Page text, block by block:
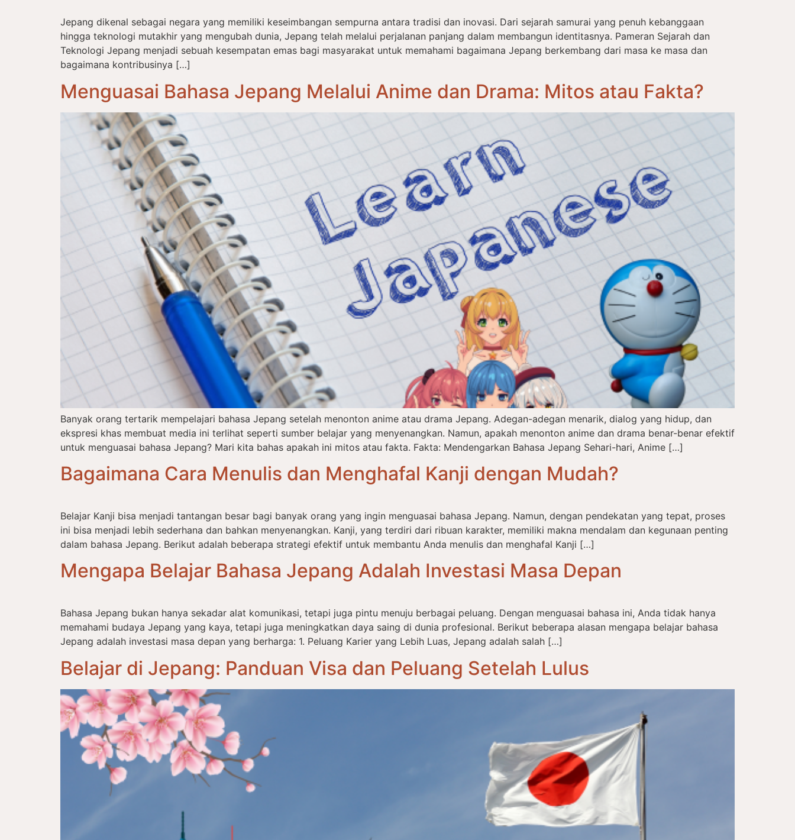
Jepang dikenal sebagai negara yang memiliki keseimbangan sempurna antara tradisi dan inovasi. Dari sejarah samurai yang penuh kebanggaan
hingga teknologi mutakhir yang mengubah dunia, Jepang telah melalui perjalanan panjang dalam membangun identitasnya. Pameran Sejarah dan
Teknologi Jepang menjadi sebuah kesempatan emas bagi masyarakat untuk memahami bagaimana Jepang berkembang dari masa ke masa dan
bagaimana kontribusinya […]
Menguasai Bahasa Jepang Melalui Anime dan Drama: Mitos atau Fakta?
Banyak orang tertarik mempelajari bahasa Jepang setelah menonton anime atau drama Jepang. Adegan-adegan menarik, dialog yang hidup, dan
ekspresi khas membuat media ini terlihat seperti sumber belajar yang menyenangkan. Namun, apakah menonton anime dan drama benar-benar efektif
untuk menguasai bahasa Jepang? Mari kita bahas apakah ini mitos atau fakta. Fakta: Mendengarkan Bahasa Jepang Sehari-hari, Anime […]
Bagaimana Cara Menulis dan Menghafal Kanji dengan Mudah?
Belajar Kanji bisa menjadi tantangan besar bagi banyak orang yang ingin menguasai bahasa Jepang. Namun, dengan pendekatan yang tepat, proses
ini bisa menjadi lebih sederhana dan bahkan menyenangkan. Kanji, yang terdiri dari ribuan karakter, memiliki makna mendalam dan kegunaan penting
dalam bahasa Jepang. Berikut adalah beberapa strategi efektif untuk membantu Anda menulis dan menghafal Kanji […]
Mengapa Belajar Bahasa Jepang Adalah Investasi Masa Depan
Bahasa Jepang bukan hanya sekadar alat komunikasi, tetapi juga pintu menuju berbagai peluang. Dengan menguasai bahasa ini, Anda tidak hanya
memahami budaya Jepang yang kaya, tetapi juga meningkatkan daya saing di dunia profesional. Berikut beberapa alasan mengapa belajar bahasa
Jepang adalah investasi masa depan yang berharga: 1. Peluang Karier yang Lebih Luas, Jepang adalah salah […]
Belajar di Jepang: Panduan Visa dan Peluang Setelah Lulus